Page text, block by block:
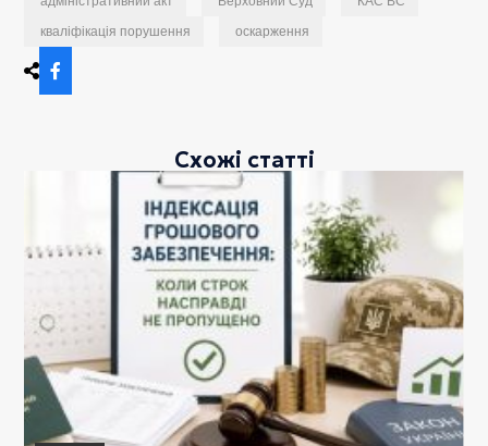
кваліфікація порушення
оскарження
Схожі статті